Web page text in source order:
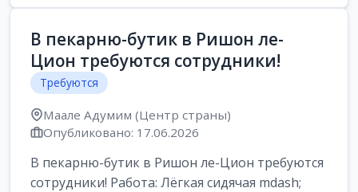
В пекарню-бутик в Ришон ле-
Цион требуются сотрудники!
Требуются
Маале Адумим (Центр страны)
Опубликовано: 17.06.2026
В пекарню-бутик в Ришон ле-Цион требуются
сотрудники! Работа: Лёгкая сидячая mdash;